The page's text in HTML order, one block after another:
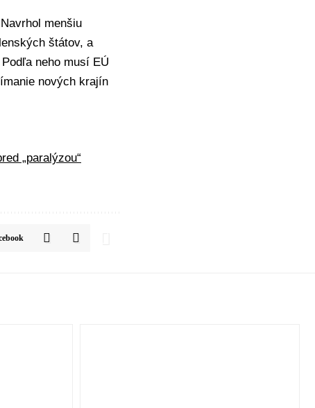
menšiu
štátov, a
neho musí EÚ
nových krajín
„paralýzou“